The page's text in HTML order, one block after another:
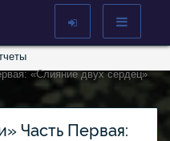
«Слияние двух сердец»
Часть Первая: